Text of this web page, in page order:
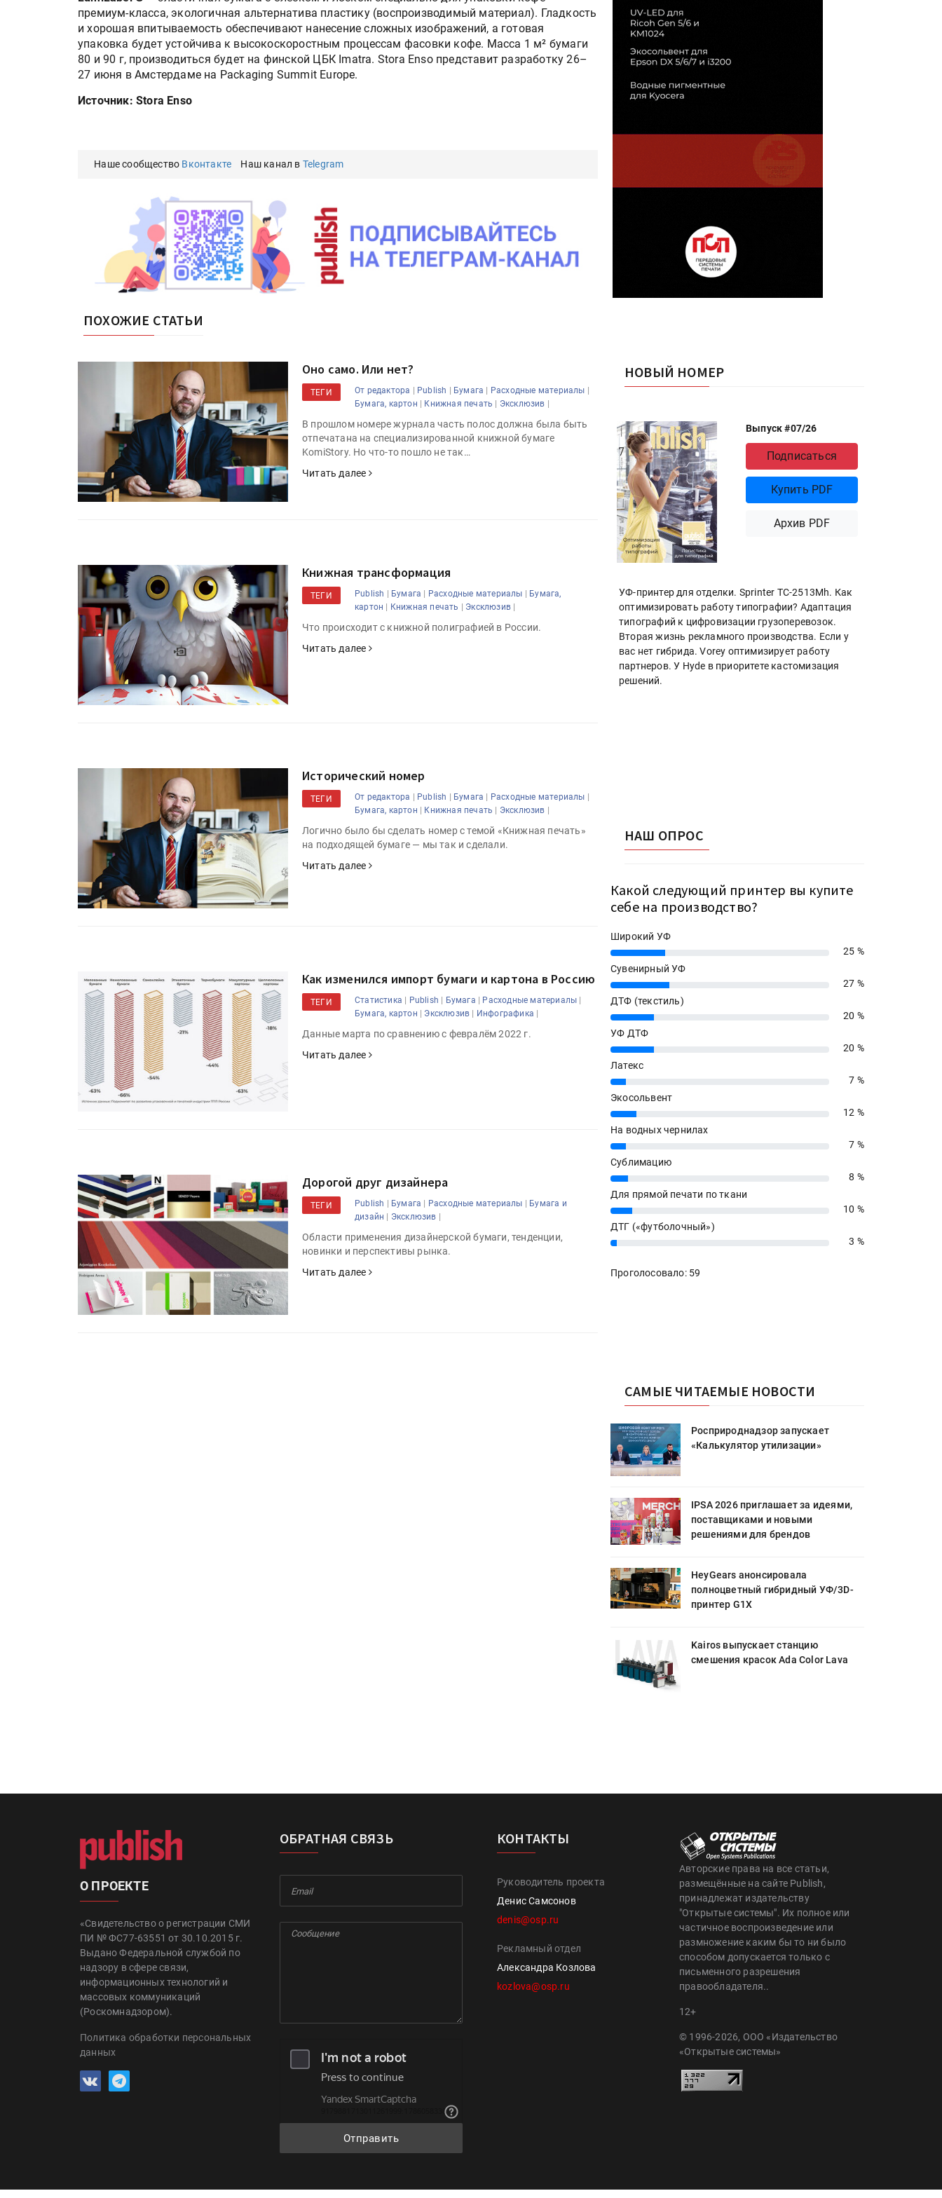
премиум-класса, экологичная альтернатива пластику (воспроизводимый материал). Гладкость
и хорошая впитываемость обеспечивают нанесение сложных изображений, а готовая
упаковка будет устойчива к высокоскоростным процессам фасовки кофе. Масса 1 м² бумаги
80 и 90 г, производиться будет на финской ЦБК Imatra. Stora Enso представит разработку 26–
27 июня в Амстердаме на Packaging Summit Europe.
Источник: Stora Enso
Наше сообщество Вконтакте Наш канал в Telegram
ПОХОЖИЕ СТАТЬИ
Оно само. Или нет?
ТЕГИ От редактора | Publish | Бумага | Расходные материалы |
Бумага, картон | Книжная печать | Эксклюзив |
В прошлом номере журнала часть полос должна была быть
отпечатана на специализированной книжной бумаге
KomiStory. Но что-то пошло не так…
Читать далее
Книжная трансформация
ТЕГИ Publish | Бумага | Расходные материалы | Бумага,
картон | Книжная печать | Эксклюзив |
Что происходит с книжной полиграфией в России.
Читать далее
Исторический номер
ТЕГИ От редактора | Publish | Бумага | Расходные материалы |
Бумага, картон | Книжная печать | Эксклюзив |
Логично было бы сделать номер с темой «Книжная печать»
на подходящей бумаге — мы так и сделали.
Читать далее
Как изменился импорт бумаги и картона в Россию
ТЕГИ Статистика | Publish | Бумага | Расходные материалы |
Бумага, картон | Эксклюзив | Инфографика |
Данные марта по сравнению с февралём 2022 г.
Читать далее
Дорогой друг дизайнера
ТЕГИ Publish | Бумага | Расходные материалы | Бумага и
дизайн | Эксклюзив |
Области применения дизайнерской бумаги, тенденции,
новинки и перспективы рынка.
Читать далее
НОВЫЙ НОМЕР
Выпуск #07/26
Подписаться
Купить PDF
Архив PDF
УФ-принтер для отделки. Sprinter ТС-2513Mh. Как
оптимизировать работу типографии? Адаптация
типографий к цифровизации грузоперевозок.
Вторая жизнь рекламного производства. Если у
вас нет гибрида. Vorey оптимизирует работу
партнеров. У Hyde в приоритете кастомизация
решений.
НАШ ОПРОС
Какой следующий принтер вы купите
себе на производство?
Широкий УФ
25%
25 %
Сувенирный УФ
27%
27 %
ДТФ (текстиль)
20%
20 %
УФ ДТФ
20%
20 %
Латекс
7%
7 %
Экосольвент
12%
12 %
На водных чернилах
7%
7 %
Сублимацию
8%
8 %
Для прямой печати по ткани
10%
10 %
ДТГ («футболочный»)
3% 3 %
Проголосовало: 59
САМЫЕ ЧИТАЕМЫЕ НОВОСТИ
Росприроднадзор запускает
«Калькулятор утилизации»
IPSA 2026 приглашает за идеями,
поставщиками и новыми
решениями для брендов
HeyGears анонсировала
полноцветный гибридный УФ/3D-
принтер G1X
Kairos выпускает станцию
смешения красок Ada Color Lava
О ПРОЕКТЕ
«Свидетельство о регистрации СМИ
ПИ № ФС77-63551 от 30.10.2015 г.
Выдано Федеральной службой по
надзору в сфере связи,
информационных технологий и
массовых коммуникаций
(Роскомнадзором).
Политика обработки персональных
данных
ОБРАТНАЯ СВЯЗЬ
Отправить
КОНТАКТЫ
Руководитель проекта
Денис Самсонов
denis@osp.ru
Рекламный отдел
Александра Козлова
kozlova@osp.ru
Авторские права на все статьи,
размещённые на сайте Publish,
принадлежат издательству
"Открытые системы". Их полное или
частичное воспроизведение или
размножение каким бы то ни было
способом допускается только с
письменного разрешения
правообладателя..
12+
© 1996-2026, ООО «Издательство
«Открытые системы»